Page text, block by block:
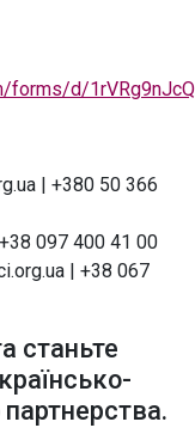
forms/d/
| +380 50 366
097 400 41 00
| +38 067
станьте
партнерства.